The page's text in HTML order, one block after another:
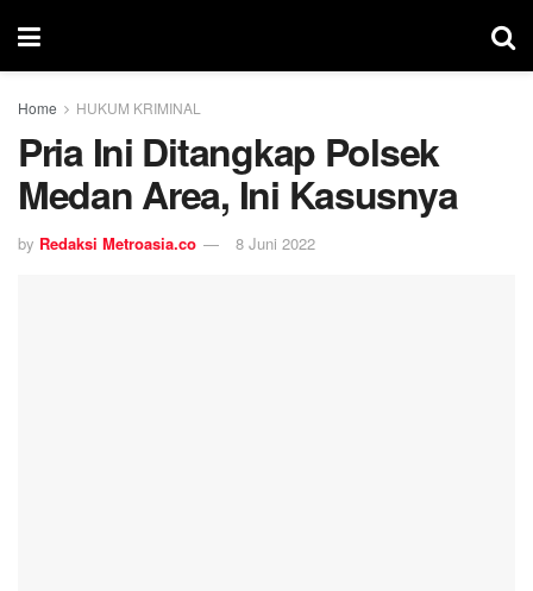
Home HUKUM KRIMINAL
Pria Ini Ditangkap Polsek
Medan Area, Ini Kasusnya
by Redaksi Metroasia.co 8 Juni 2022